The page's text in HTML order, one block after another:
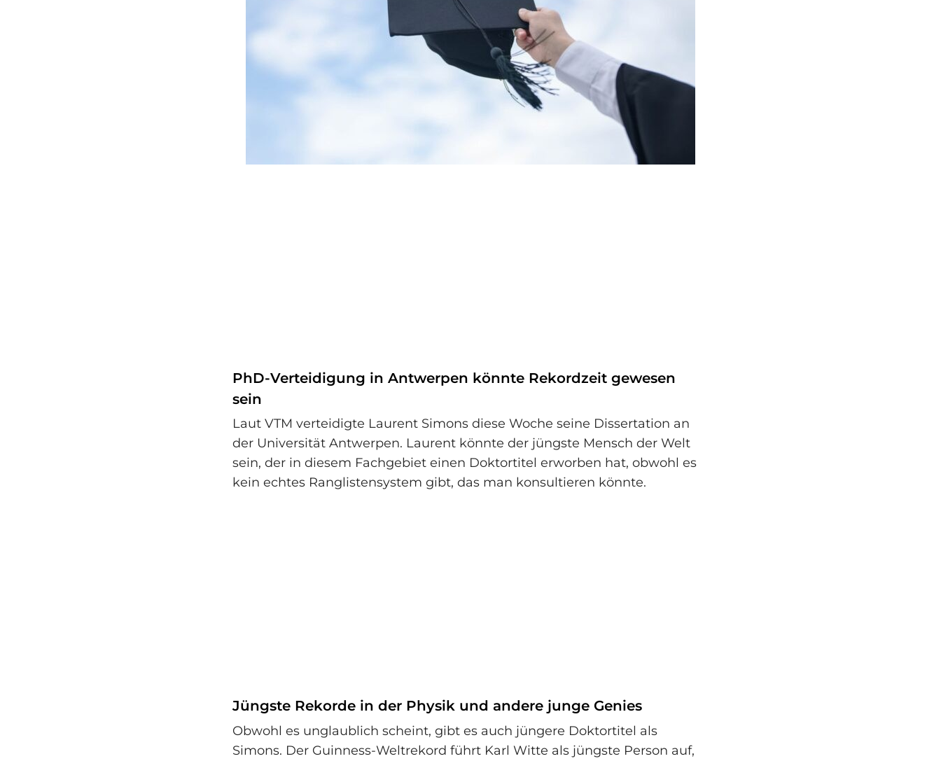
PhD-Verteidigung in Antwerpen könnte Rekordzeit gewesen
sein
Laut VTM verteidigte Laurent Simons diese Woche seine Dissertation an
der Universität Antwerpen. Laurent könnte der jüngste Mensch der Welt
sein, der in diesem Fachgebiet einen Doktortitel erworben hat, obwohl es
kein echtes Ranglistensystem gibt, das man konsultieren könnte.
Jüngste Rekorde in der Physik und andere junge Genies
Obwohl es unglaublich scheint, gibt es auch jüngere Doktortitel als
Simons. Der Guinness-Weltrekord führt Karl Witte als jüngste Person auf,